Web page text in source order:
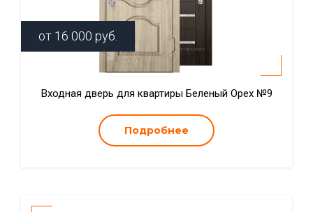
от 16 000 руб.
Входная дверь для квартиры Беленый Орех №9
Подробнее